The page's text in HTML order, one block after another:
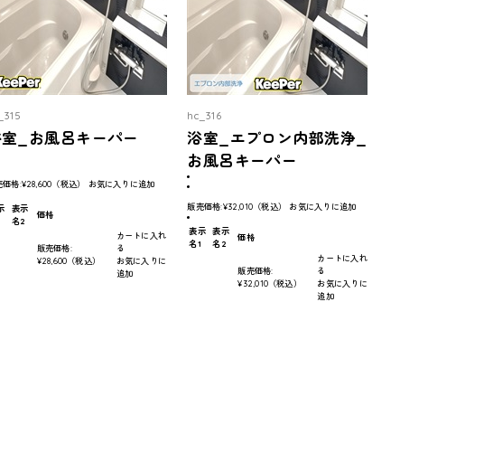
_お風呂キーパー
価格:¥28,600 （税込） お気に入りに追加
表示
名2
価格
販売価格:
¥28,600 （税込）
カートに入れ
る
お気に入りに
追加
hc_316
浴室_エプロン内部洗浄_
お風呂キーパー
販売価格:¥32,010 （税込） お気に入りに追加
表示
名1
表示
名2
価格
販売価格:
¥32,010 （税込）
カートに入れ
る
お気に入りに
追加